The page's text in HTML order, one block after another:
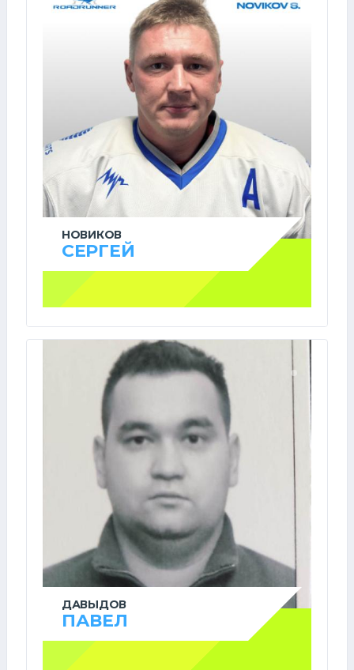
НОВИКОВ
СЕРГЕЙ
ДАВЫДОВ
ПАВЕЛ